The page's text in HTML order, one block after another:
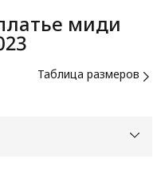
миди
Таблица размеров